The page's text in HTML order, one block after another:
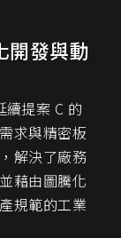
開發與動
續提案 C 的
求與精密板
解決了廠務
藉由圖騰化
規範的工業